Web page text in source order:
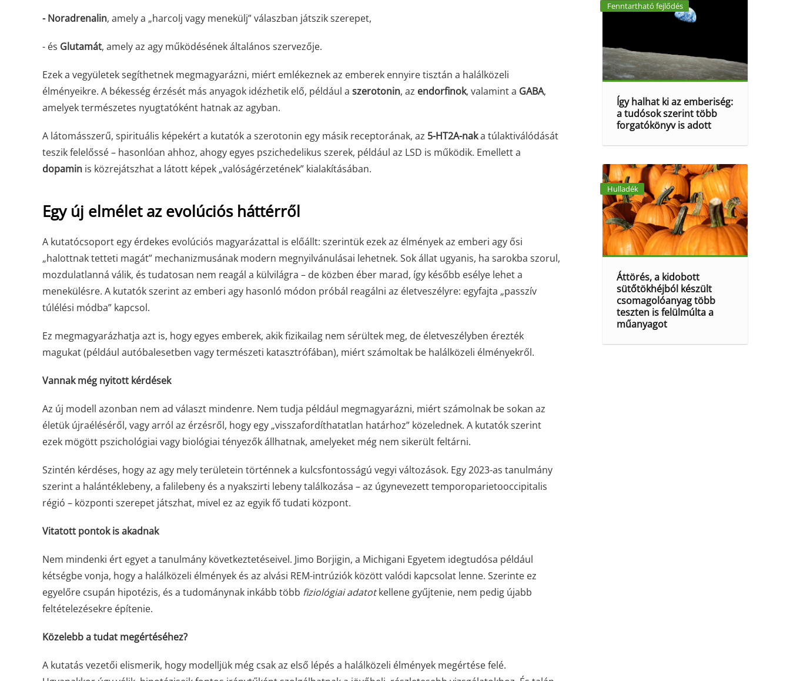
- Noradrenalin, amely a „harcolj vagy menekülj” válaszban játszik szerepet,
- és Glutamát, amely az agy működésének általános szervezője.
Ezek a vegyületek segíthetnek megmagyarázni, miért emlékeznek az emberek ennyire tisztán a halálközeli
élményeikre. A békesség érzését más anyagok idézhetik elő, például a szerotonin, az endorfinok, valamint a GABA,
amelyek természetes nyugtatóként hatnak az agyban.
A látomásszerű, spirituális képekért a kutatók a szerotonin egy másik receptorának, az 5-HT2A-naka túlaktiválódását
teszik felelőssé – hasonlóan ahhoz, ahogy egyes pszichedelikus szerek, például az LSD is működik. Emellett a
dopamin is közrejátszhat a látott képek „valóságérzetének” kialakításában.
Egy új elmélet az evolúciós háttérről
A kutatócsoport egy érdekes evolúciós magyarázattal is előállt: szerintük ezek az élmények az emberi agy ősi
„halottnak tetteti magát” mechanizmusának modern megnyilvánulásai lehetnek. Sok állat ugyanis, ha sarokba szorul,
mozdulatlanná válik, és tudatosan nem reagál a külvilágra – de közben éber marad, így később esélye lehet a
menekülésre. A kutatók szerint az emberi agy hasonló módon próbál reagálni az életveszélyre: egyfajta „passzív
túlélési módba” kapcsol.
Ez megmagyarázhatja azt is, hogy egyes emberek, akik fizikailag nem sérültek meg, de életveszélyben érezték
magukat (például autóbalesetben vagy természeti katasztrófában), miért számoltak be halálközeli élményekről.
Vannak még nyitott kérdések
Az új modell azonban nem ad választ mindenre. Nem tudja például megmagyarázni, miért számolnak be sokan az
életük újraéléséről, vagy arról az érzésről, hogy egy „visszafordíthatatlan határhoz” közelednek. A kutatók szerint
ezek mögött pszichológiai vagy biológiai tényezők állhatnak, amelyeket még nem sikerült feltárni.
Szintén kérdéses, hogy az agy mely területein történnek a kulcsfontosságú vegyi változások. Egy 2023-as tanulmány
szerint a halántéklebeny, a falilebeny és a nyakszirti lebeny találkozása – az úgynevezett temporoparietooccipitalis
régió – központi szerepet játszhat, mivel ez az egyik fő tudati központ.
Vitatott pontok is akadnak
Nem mindenki ért egyet a tanulmány következtetéseivel. Jimo Borjigin, a Michigani Egyetem idegtudósa például
kétségbe vonja, hogy a halálközeli élmények és az alvási REM-intrúziók között valódi kapcsolat lenne. Szerinte ez
egyelőre csupán hipotézis, és a tudománynak inkább több fiziológiai adatotkellene gyűjtenie, nem pedig újabb
feltételezésekre építenie.
Közelebb a tudat megértéséhez?
A kutatás vezetői elismerik, hogy modelljük még csak az első lépés a halálközeli élmények megértése felé.
Fenntartható fejlődés
Így halhat ki az emberiség:
a tudósok szerint több
forgatókönyv is adott
Hulladék
Áttörés, a kidobott
sütőtökhéjból készült
csomagolóanyag több
teszten is felülmúlta a
műanyagot